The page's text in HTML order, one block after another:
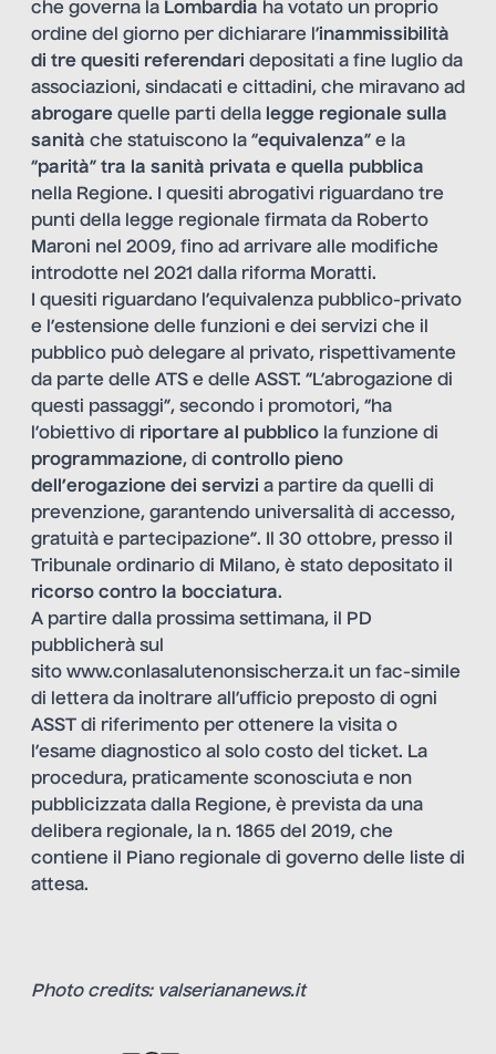
che governa la Lombardia ha votato un proprio
ordine del giorno per dichiarare l’inammissibilità
di tre quesiti referendari depositati a fine luglio da
associazioni, sindacati e cittadini, che miravano ad
abrogare quelle parti della legge regionale sulla
sanità che statuiscono la “equivalenza” e la
“parità” tra la sanità privata e quella pubblica
nella Regione. I quesiti abrogativi riguardano tre
punti della legge regionale firmata da Roberto
Maroni nel 2009, fino ad arrivare alle modifiche
introdotte nel 2021 dalla riforma Moratti.
I quesiti riguardano l’equivalenza pubblico-privato
e l’estensione delle funzioni e dei servizi che il
pubblico può delegare al privato, rispettivamente
da parte delle ATS e delle ASST. “L’abrogazione di
questi passaggi”, secondo i promotori, “ha
l’obiettivo di riportare al pubblico la funzione di
programmazione, di controllo pieno
dell’erogazione dei servizi a partire da quelli di
prevenzione, garantendo universalità di accesso,
gratuità e partecipazione”. Il 30 ottobre, presso il
Tribunale ordinario di Milano, è stato depositato il
ricorso contro la bocciatura.
A partire dalla prossima settimana, il PD
pubblicherà sul
sito www.conlasalutenonsischerza.it un fac-simile
di lettera da inoltrare all’ufficio preposto di ogni
ASST di riferimento per ottenere la visita o
l’esame diagnostico al solo costo del ticket. La
procedura, praticamente sconosciuta e non
pubblicizzata dalla Regione, è prevista da una
delibera regionale, la n. 1865 del 2019, che
contiene il Piano regionale di governo delle liste di
attesa.
Photo credits: valseriananews.it